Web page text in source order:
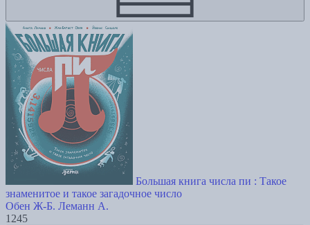
Большая книга числа пи : Такое
знаменитое и такое загадочное число
Обен Ж-Б. Леманн А.
1245